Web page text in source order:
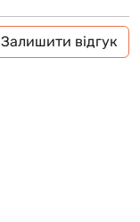
Залишити відгук